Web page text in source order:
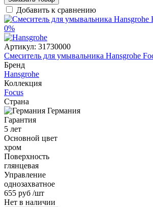
Добавить к сравнению
0%
Артикул: 31730000
Смеситель для умывальника Hansgrohe
Бренд
Hansgrohe
Коллекция
Focus
Страна
Германия
Гарантия
5 лет
Основной цвет
хром
Поверхность
глянцевая
Управление
однозахватное
655 руб /шт
Нет в наличии